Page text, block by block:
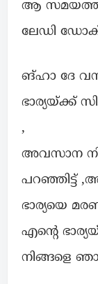
ആ സമയത്ത്
ലേഡി
ങ്ഹാ ദേ
ഭാര്യയ്ക്ക്
,
അവസാന
പറഞ്ഞിട്ട്
ഭാര്യയെ
എൻ്റെ
നിങ്ങളെ